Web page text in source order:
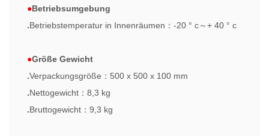
●Betriebsumgebung
.Betriebstemperatur in Innenräumen ： -20 ° c～+ 40 ° c
●Größe Gewicht
.Verpackungsgröße ： 500 x 500 x 100 mm
.Nettogewicht ： 8,3 kg
.Bruttogewicht ： 9,3 kg